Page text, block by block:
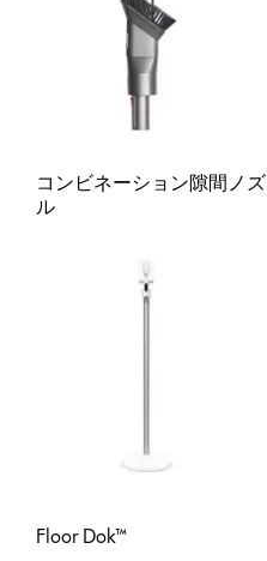
コンビネーション隙間ノズ
ル
Floor Dok™